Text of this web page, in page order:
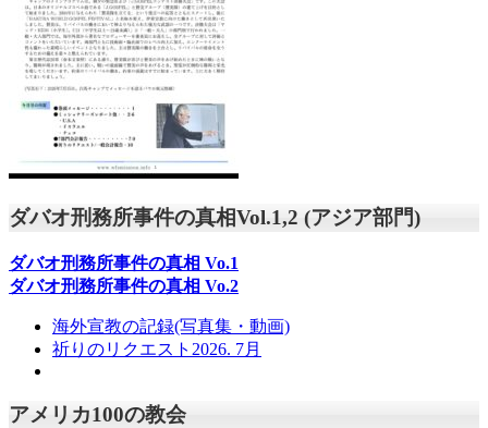
ダバオ刑務所事件の真相Vol.1,2 (アジア部門)
ダバオ刑務所事件の真相 Vo.1
ダバオ刑務所事件の真相 Vo.2
海外宣教の記録(写真集・動画)
祈りのリクエスト2026. 7月
アメリカ100の教会